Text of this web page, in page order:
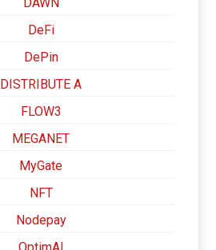
DeFi
DePin
DISTRIBUTE A
FLOW3
MEGANET
MyGate
NFT
Nodepay